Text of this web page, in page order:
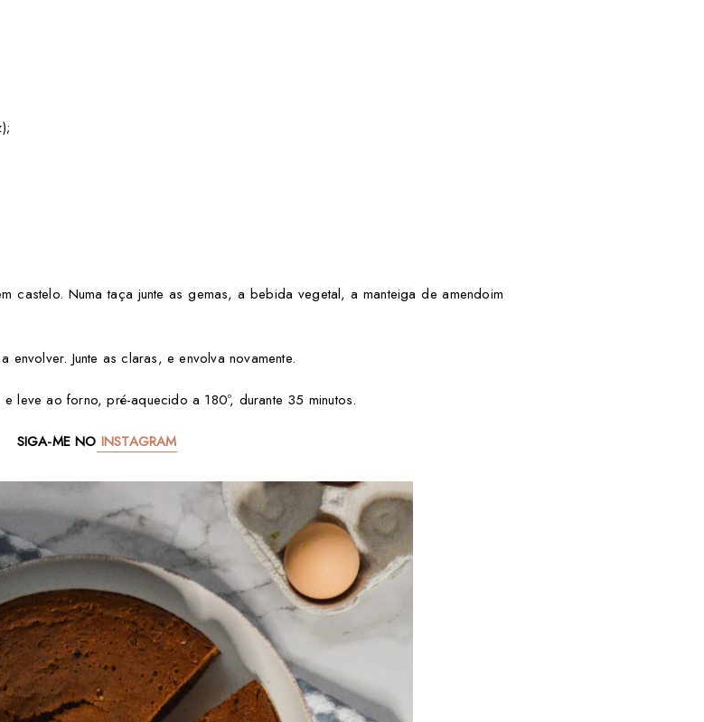
castelo. Numa taça junte as gemas, a bebida vegetal, a manteiga de amendoim
Junte as claras, e envolva novamente.
leve ao forno, pré-aquecido a 180º, durante 35 minutos.
SIGA-ME NO INSTAGRAM